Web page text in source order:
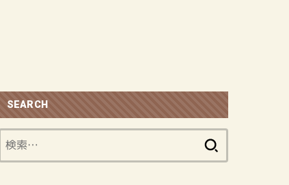
SEARCH